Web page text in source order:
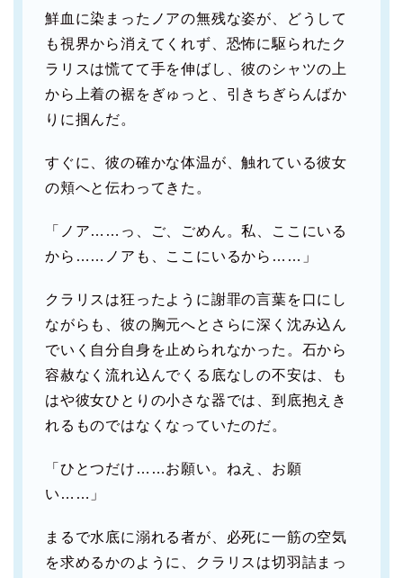
鮮血に染まったノアの無残な姿が、どうして
も視界から消えてくれず、恐怖に駆られたク
ラリスは慌てて手を伸ばし、彼のシャツの上
から上着の裾をぎゅっと、引きちぎらんばか
りに掴んだ。
すぐに、彼の確かな体温が、触れている彼女
の頬へと伝わってきた。
「ノア……っ、ご、ごめん。私、ここにいる
から……ノアも、ここにいるから……」
クラリスは狂ったように謝罪の言葉を口にし
ながらも、彼の胸元へとさらに深く沈み込ん
でいく自分自身を止められなかった。石から
容赦なく流れ込んでくる底なしの不安は、も
はや彼女ひとりの小さな器では、到底抱えき
れるものではなくなっていたのだ。
「ひとつだけ……お願い。ねえ、お願
い……」
まるで水底に溺れる者が、必死に一筋の空気
を求めるかのように、クラリスは切羽詰まっ